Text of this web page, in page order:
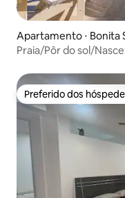
Apartamento ⋅ Bonita
Praia/Pôr do sol/
Preferido dos
Preferido dos